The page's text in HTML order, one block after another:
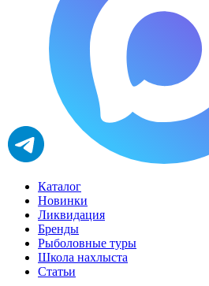
Каталог
Новинки
Ликвидация
Бренды
Рыболовные туры
Школа нахлыста
Статьи